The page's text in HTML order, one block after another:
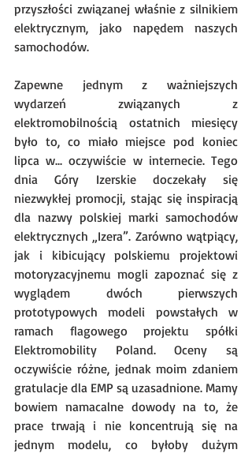
przyszłości związanej właśnie z silnikiem
elektrycznym, jako napędem naszych
samochodów.
Zapewne jednym z ważniejszych
wydarzeń związanych z
elektromobilnością ostatnich miesięcy
było to, co miało miejsce pod koniec
lipca w... oczywiście w internecie. Tego
dnia Góry Izerskie doczekały się
niezwykłej promocji, stając się inspiracją
dla nazwy polskiej marki samochodów
elektrycznych „Izera”. Zarówno wątpiący,
jak i kibicujący polskiemu projektowi
motoryzacyjnemu mogli zapoznać się z
wyglądem dwóch pierwszych
prototypowych modeli powstałych w
ramach flagowego projektu spółki
Elektromobility Poland. Oceny są
oczywiście różne, jednak moim zdaniem
gratulacje dla EMP są uzasadnione. Mamy
bowiem namacalne dowody na to, że
prace trwają i nie koncentrują się na
jednym modelu, co byłoby dużym